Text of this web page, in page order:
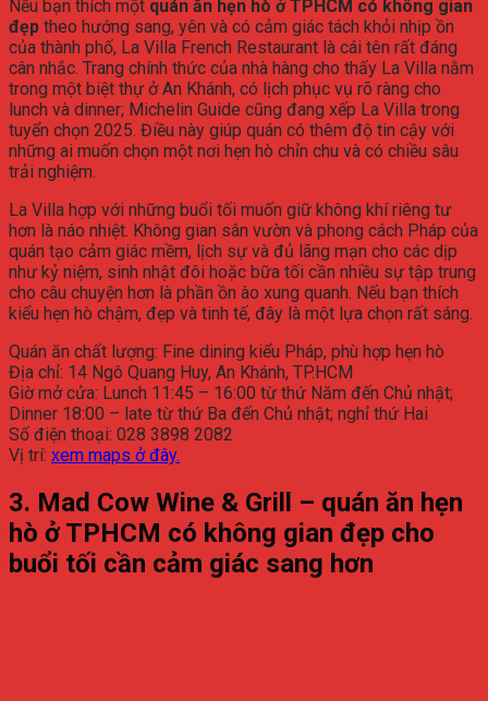
Nếu bạn thích một quán ăn hẹn hò ở TPHCM có không gian
đẹp theo hướng sang, yên và có cảm giác tách khỏi nhịp ồn
của thành phố, La Villa French Restaurant là cái tên rất đáng
cân nhắc. Trang chính thức của nhà hàng cho thấy La Villa nằm
trong một biệt thự ở An Khánh, có lịch phục vụ rõ ràng cho
lunch và dinner; Michelin Guide cũng đang xếp La Villa trong
tuyển chọn 2025. Điều này giúp quán có thêm độ tin cậy với
những ai muốn chọn một nơi hẹn hò chỉn chu và có chiều sâu
trải nghiệm.
La Villa hợp với những buổi tối muốn giữ không khí riêng tư
hơn là náo nhiệt. Không gian sân vườn và phong cách Pháp của
quán tạo cảm giác mềm, lịch sự và đủ lãng mạn cho các dịp
như kỷ niệm, sinh nhật đôi hoặc bữa tối cần nhiều sự tập trung
cho câu chuyện hơn là phần ồn ào xung quanh. Nếu bạn thích
kiểu hẹn hò chậm, đẹp và tinh tế, đây là một lựa chọn rất sáng.
Quán ăn chất lượng: Fine dining kiểu Pháp, phù hợp hẹn hò
Địa chỉ: 14 Ngô Quang Huy, An Khánh, TP.HCM
Giờ mở cửa: Lunch 11:45 – 16:00 từ thứ Năm đến Chủ nhật;
Dinner 18:00 – late từ thứ Ba đến Chủ nhật; nghỉ thứ Hai
Số điện thoại: 028 3898 2082
Vị trí: xem maps ở đây.
3. Mad Cow Wine & Grill – quán ăn hẹn
hò ở TPHCM có không gian đẹp cho
buổi tối cần cảm giác sang hơn